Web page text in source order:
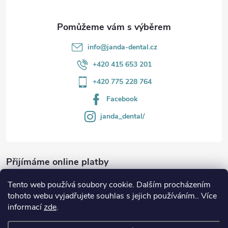
Tento web používá soubory cookie. Dalším procházením
tohoto webu vyjadřujete souhlas s jejich používáním.. Více
informacízde.
info@janda-dental.cz
+420 415 653 201
+420 775 228 764
Facebook
janda_dental/
Přijímáme online platby